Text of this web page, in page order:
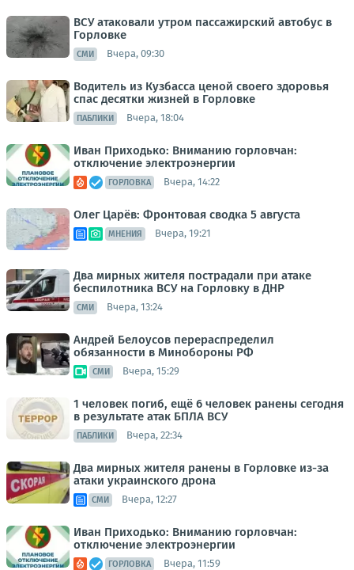
ВСУ атаковали утром пассажирский автобус в
Горловке
СМИ Вчера, 09:30
Водитель из Кузбасса ценой своего здоровья
спас десятки жизней в Горловке
ПАБЛИКИ Вчера, 18:04
Иван Приходько: Вниманию горловчан:
отключение электроэнергии
ГОРЛОВКА Вчера, 14:22
Олег Царёв: Фронтовая сводка 5 августа
МНЕНИЯ Вчера, 19:21
Два мирных жителя пострадали при атаке
беспилотника ВСУ на Горловку в ДНР
СМИ Вчера, 13:24
Андрей Белоусов перераспределил
обязанности в Минобороны РФ
СМИ Вчера, 15:29
1 человек погиб, ещё 6 человек ранены сегодня
в результате атак БПЛА ВСУ
ПАБЛИКИ Вчера, 22:34
Два мирных жителя ранены в Горловке из-за
атаки украинского дрона
СМИ Вчера, 12:27
Иван Приходько: Вниманию горловчан:
отключение электроэнергии
ГОРЛОВКА Вчера, 11:59